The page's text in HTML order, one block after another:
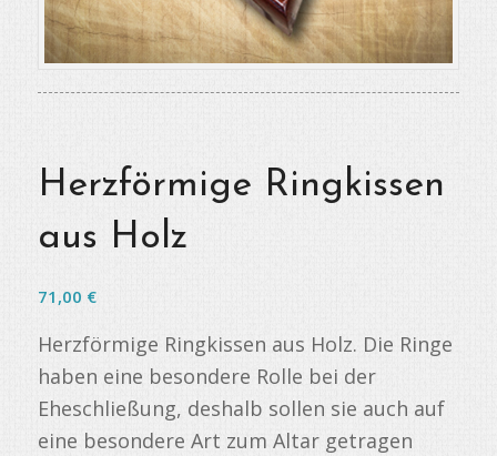
Herzförmige Ringkissen
aus Holz
71,00 €
Herzförmige Ringkissen aus Holz. Die Ringe
haben eine besondere Rolle bei der
Eheschließung, deshalb sollen sie auch auf
eine besondere Art zum Altar getragen